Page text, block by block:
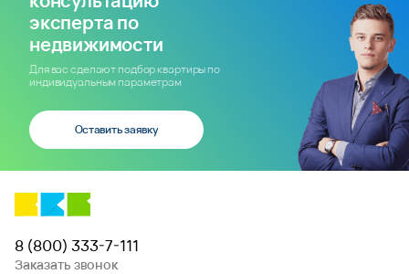
эксперта по
недвижимости
Для вас сделают подбор квартиры по
индивидуальным параметрам
Оставить заявку
8 (800) 333-7-111
Заказать звонок